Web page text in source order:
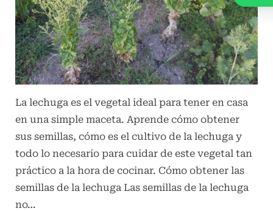
s
huerta
hogareña
La lechuga es el vegetal ideal para tener en casa
en una simple maceta. Aprende cómo obtener
sus semillas, cómo es el cultivo de la lechuga y
todo lo necesario para cuidar de este vegetal tan
práctico a la hora de cocinar. Cómo obtener las
semillas de la lechuga Las semillas de la lechuga
no…